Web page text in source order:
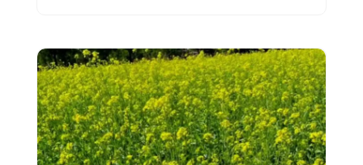
मार्गदर्शन
में